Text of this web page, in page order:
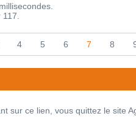
4 5 6 7 8
sur ce lien, vous quittez le site